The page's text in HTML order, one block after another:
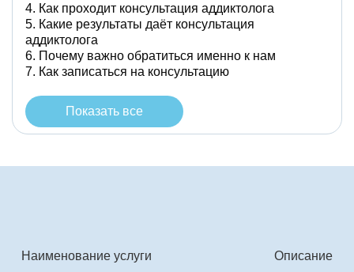
Как проходит консультация аддиктолога
Какие результаты даёт консультация
аддиктолога
Почему важно обратиться именно к нам
Как записаться на консультацию
Показать все
Наименование услуги Описание